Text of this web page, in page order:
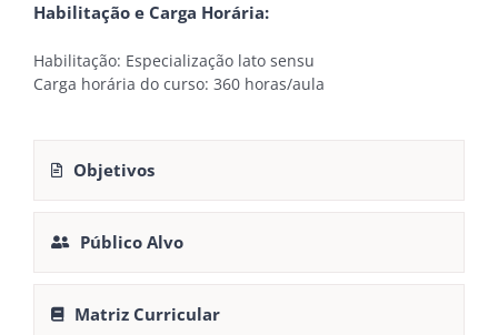
Habilitação e Carga Horária:
Habilitação: Especialização lato sensu
Carga horária do curso: 360 horas/aula
Objetivos
Público Alvo
Matriz Curricular